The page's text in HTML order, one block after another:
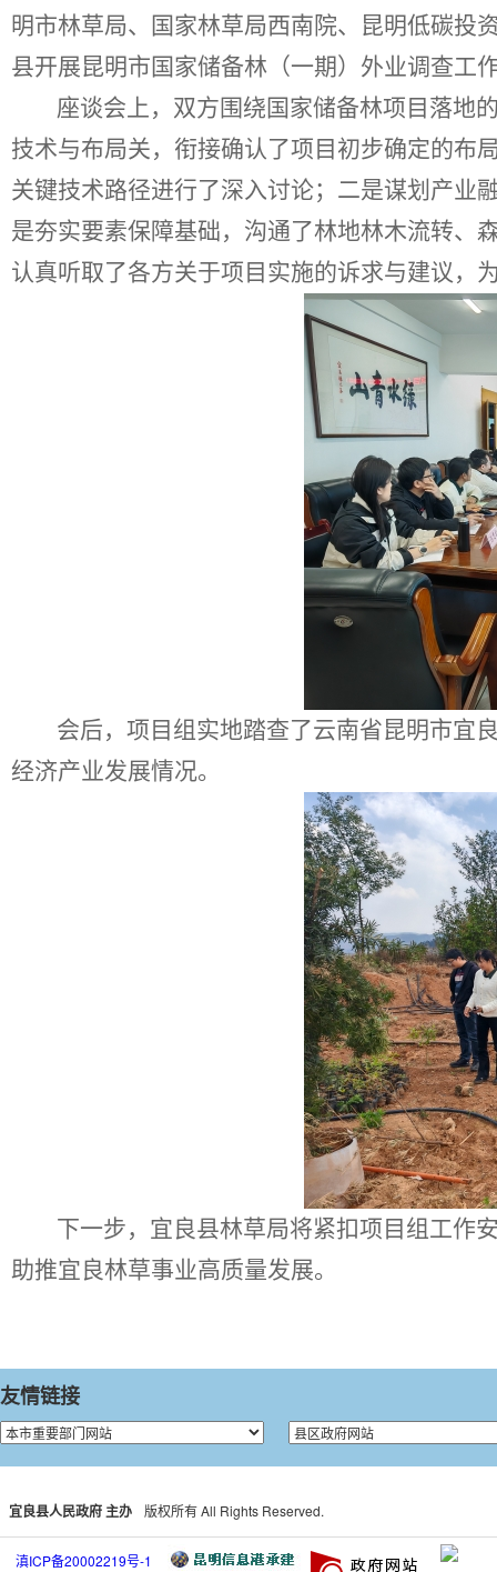
明市林草局、
国家林草局西南院、昆明低碳投
县开展昆明市国家储备林（一期）外业调查工
座谈会上，双方围绕国家储备林项目落地
技术与布局关，衔接确认了项目初步确定的布
关键技术路径进行了深入讨论；二是谋划产业
是夯实要素保障基础，沟通了林地林木流转、
认真听取了各方关于项目实施的诉求与建议，
会后，项目组实地踏查了云南省昆明市宜
经济产业发展情况。
下一步，宜良县林草局将紧扣项目组工作
助推宜良林草事业高质量发展。
友情链接
宜良县人民政府 主办 版权所有 All Rights Reserved.
滇ICP备20002219号-1